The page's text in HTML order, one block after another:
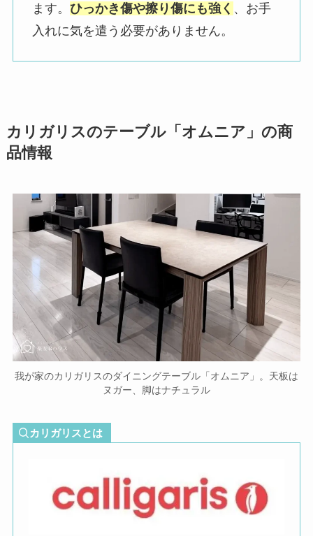
ます。 ひっかき傷や擦り傷にも強く 、お手
入れに気を遣う必要がありません。
カリガリスのテーブル「オムニア」の商
品情報
我が家のカリガリスのダイニングテーブル「オムニア」。天板は
ヌガー、脚はナチュラル
カリガリスとは